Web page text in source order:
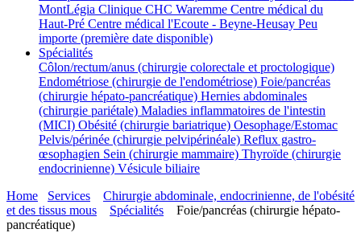
MontLégia Clinique CHC Waremme Centre médical du
Haut-Pré Centre médical l'Ecoute - Beyne-Heusay Peu
importe (première date disponible)
Spécialités
Côlon/rectum/anus (chirurgie colorectale et proctologique)
Endométriose (chirurgie de l'endométriose) Foie/pancréas
(chirurgie hépato-pancréatique) Hernies abdominales
(chirurgie pariétale) Maladies inflammatoires de l'intestin
(MICI) Obésité (chirurgie bariatrique) Oesophage/Estomac
Pelvis/périnée (chirurgie pelvipérinéale) Reflux gastro-
œsophagien Sein (chirurgie mammaire) Thyroïde (chirurgie
endocrinienne) Vésicule biliaire
Home
Services
Chirurgie abdominale, endocrinienne, de l'obésité
et des tissus mous
Spécialités
Foie/pancréas (chirurgie hépato-
pancréatique)